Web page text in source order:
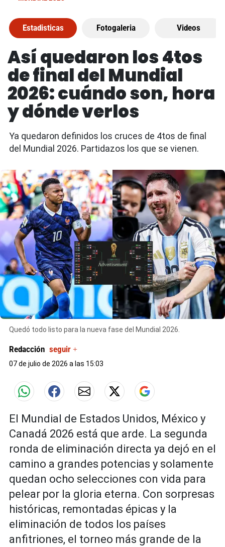
Estadisticas Fotogaleria Videos
Así quedaron los 4tos
de final del Mundial
2026: cuándo son, hora
y dónde verlos
Ya quedaron definidos los cruces de 4tos de final
del Mundial 2026. Partidazos los que se vienen.
Quedó todo listo para la nueva fase del Mundial 2026.
X
Redacción seguir +
07 de julio de 2026 a las 15:03
El Mundial de Estados Unidos, México y
Canadá 2026 está que arde. La segunda
ronda de eliminación directa ya dejó en el
camino a grandes potencias y solamente
quedan ocho selecciones con vida para
pelear por la gloria eterna. Con sorpresas
históricas, remontadas épicas y la
eliminación de todos los países
anfitriones, el torneo más grande de la